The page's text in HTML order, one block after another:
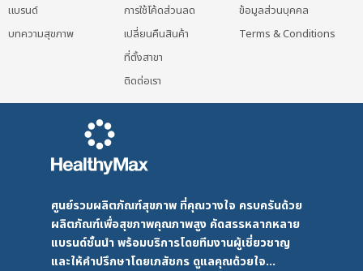
แบรนด์
บทความสุขภาพ
การใช้โค้ดส่วนลด
เปลี่ยนคืนสินค้า
ที่ตั้งสาขา
ติดต่อเรา
ข้อมูลส่วนบุคคล
Terms & Conditions
ศูนย์รวมผลิตภัณฑ์สุขภาพ ที่คุณวางใจ ครบครันด้วย
ผลิตภัณฑ์เพื่อสุขภาพคุณภาพสูง คัดสรรหลากหลาย
แบรนด์ชั้นนำ พร้อมบริการโดยทีมงานผู้เชี่ยวชาญ
และให้คำปรึกษาโดยเภสัชกร ดูแลคุณด้วยใจ...